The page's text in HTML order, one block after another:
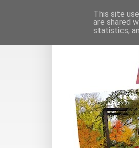
This site
are shared
statistics,